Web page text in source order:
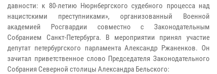
давности: к 80-летию Нюрнбергского судебного процесса над
нацистскими преступниками», организованный Военной
академией Росгвардии совместно с Законодательным
Собранием Санкт-Петербурга. В мероприятии принял участие
депутат петербургского парламента Александр Ржаненков. Он
зачитал приветственное слово Председателя Законодательного
Собрания Северной столицы Александра Бельского: